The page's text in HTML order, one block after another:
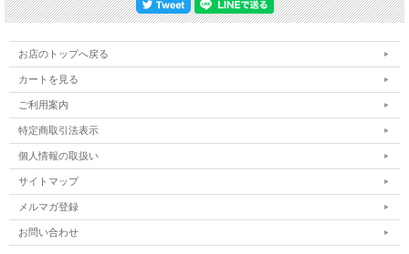
と呼ばれているもののことです。身近な例では、セロハンテープ、ポストイット
この接着剤の最大の特徴は、水や熱、溶剤などを使わずに、「指で押す程度の軽い
圧力」を加えるだけで瞬時に接着するという点にあります。
感圧型接着剤には、他の接着剤（瞬間接着剤やボンドなど）にはない多くの利点が
あります。
即効性: 貼り合わせた瞬間に強度が出るため、乾燥や硬化を待つ「養生時間」が不
要で、すぐに次の作業に移れます。
作業の簡便さ: 溶剤を混ぜたり、加熱したりする設備が不要です。
テープ状であれば、手を汚さず均一な厚みで貼ることが可能です。
再剥離性（剥がせる）: 設計次第で「しっかり貼れるのに、剥がすときは糊残りが
少なく綺麗に剥がれる」という性質を持たせることができます（付箋や養生テープ
など）。
お店のトップへ戻る
カートを見る
ご利用案内
特定商取引法表示
個人情報の取扱い
サイトマップ
メルマガ登録
お問い合わせ